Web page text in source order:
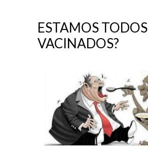
ESTAMOS TODOS
VACINADOS?